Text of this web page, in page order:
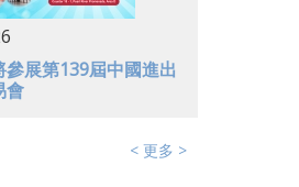
參展第139屆中國進出
會
< 更多 >